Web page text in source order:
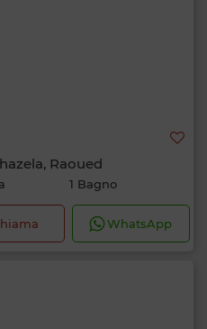
Raoued
1 Bagno
WhatsApp